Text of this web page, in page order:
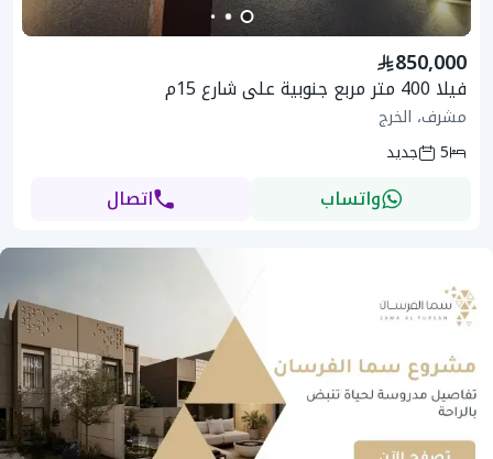
850,000
فيلا 400 متر مربع جنوبية على شارع 15م
مشرف، الخرج
5
جديد
واتساب اتصال